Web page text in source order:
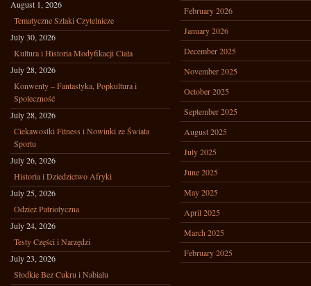
August 1, 2026
Tematyczne Szlaki Czytelnicze
July 30, 2026
Kultura i Historia Modyfikacji Ciała
July 28, 2026
Konwenty – Fantastyka, Popkultura i
Społeczność
July 28, 2026
Ciekawostki Fitness i Nowinki ze Świata
Sportu
July 26, 2026
Historia i Dziedzictwo Afryki
July 25, 2026
Odzież Patriotyczna
July 24, 2026
Testy Części i Narzędzi
July 23, 2026
Słodkie Bez Cukru i Nabiału
February 2026
January 2026
December 2025
November 2025
October 2025
September 2025
August 2025
July 2025
June 2025
May 2025
April 2025
March 2025
February 2025